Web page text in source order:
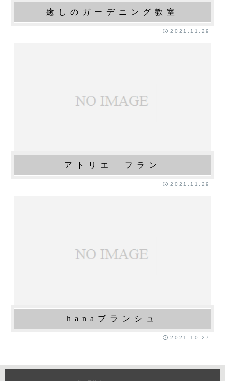
癒しのガーデニング教室
2021.11.29
アトリエ フラン
2021.11.29
hanaブランシュ
2021.10.27